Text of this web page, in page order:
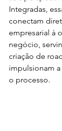
Integradas,
conectam
empresarial à
negócio,
criação de
impulsionam
o processo.